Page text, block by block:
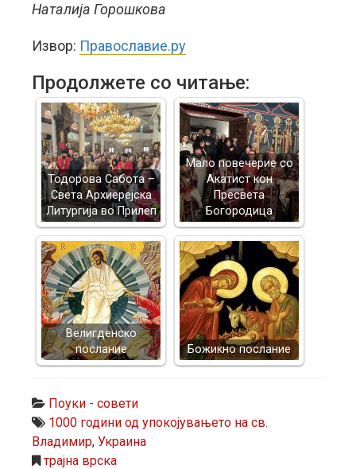
Наталија Горошкова
Извор: Православие.ру
Продолжете со читање:
Тодорова Сабота –
Света Архиерејска
Литургија во Прилеп
Mало повечерие со
Акатист кон
Пресвета
Богородица
Велигденско
послание
Божикно послание
Поуки - совети
1000 години од упокојувањето на св.
Владимир, Украина
трајна врска